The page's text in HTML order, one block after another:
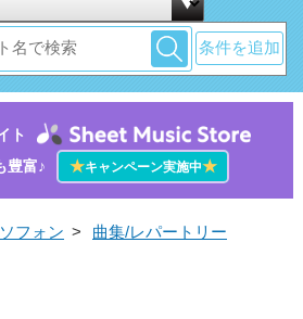
条件を追加
ト
豊富♪
★キャンペーン実施中★
フォン > 曲集/レパートリー